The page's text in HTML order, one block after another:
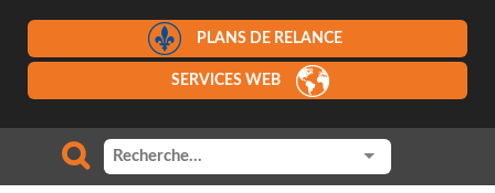
PLANS DE RELANCE
SERVICES WEB